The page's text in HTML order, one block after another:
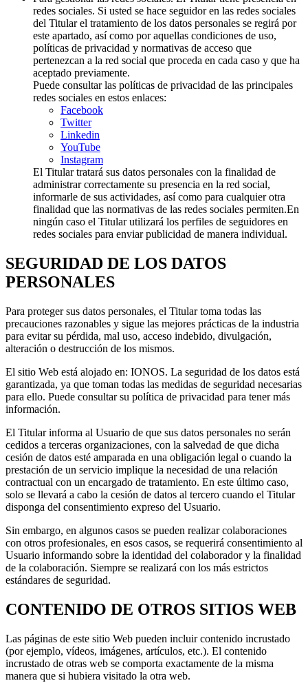
redes sociales. Si usted se hace seguidor en las redes sociales
del Titular el tratamiento de los datos personales se regirá por
este apartado, así como por aquellas condiciones de uso,
políticas de privacidad y normativas de acceso que
pertenezcan a la red social que proceda en cada caso y que ha
aceptado previamente.
Puede consultar las políticas de privacidad de las principales
redes sociales en estos enlaces:
Facebook
Twitter
Linkedin
YouTube
Instagram
El Titular tratará sus datos personales con la finalidad de
administrar correctamente su presencia en la red social,
informarle de sus actividades, así como para cualquier otra
finalidad que las normativas de las redes sociales permiten.En
ningún caso el Titular utilizará los perfiles de seguidores en
redes sociales para enviar publicidad de manera individual.
SEGURIDAD DE LOS DATOS
PERSONALES
Para proteger sus datos personales, el Titular toma todas las
precauciones razonables y sigue las mejores prácticas de la industria
para evitar su pérdida, mal uso, acceso indebido, divulgación,
alteración o destrucción de los mismos.
El sitio Web está alojado en: IONOS. La seguridad de los datos está
garantizada, ya que toman todas las medidas de seguridad necesarias
para ello. Puede consultar su política de privacidad para tener más
información.
El Titular informa al Usuario de que sus datos personales no serán
cedidos a terceras organizaciones, con la salvedad de que dicha
cesión de datos esté amparada en una obligación legal o cuando la
prestación de un servicio implique la necesidad de una relación
contractual con un encargado de tratamiento. En este último caso,
solo se llevará a cabo la cesión de datos al tercero cuando el Titular
disponga del consentimiento expreso del Usuario.
Sin embargo, en algunos casos se pueden realizar colaboraciones
con otros profesionales, en esos casos, se requerirá consentimiento al
Usuario informando sobre la identidad del colaborador y la finalidad
de la colaboración. Siempre se realizará con los más estrictos
estándares de seguridad.
CONTENIDO DE OTROS SITIOS WEB
Las páginas de este sitio Web pueden incluir contenido incrustado
(por ejemplo, vídeos, imágenes, artículos, etc.). El contenido
incrustado de otras web se comporta exactamente de la misma
manera que si hubiera visitado la otra web.